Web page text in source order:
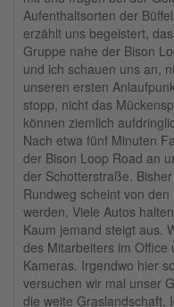
Aufenthaltsorten der
erzählt uns begeistert,
Gruppe nahe der Bison
und ich schauen uns an,
unseren ersten
stopp, nicht das
können ziemlich
Nach etwa fünf Minuten
der Bison Loop Road an
der Schotterstraße.
Rundweg scheint von
werden. Viele Autos
Kaum jemand steigt aus.
des Mitarbeiters im Office
Kameras. Irgendwo hier
versuchen wir mal unser
die weite Graslandschaft.